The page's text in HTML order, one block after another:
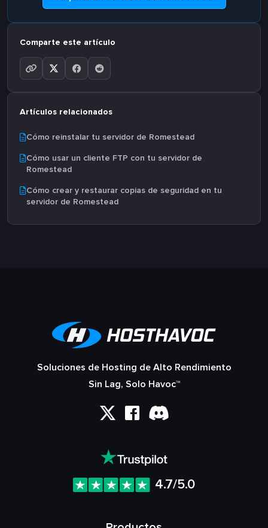
Comparte este artículo
Artículos relacionados
Cómo reinstalar tu servidor de Romestead
Cómo usar un cliente FTP con tu servidor de
Romestead
Cómo crear y restaurar copias de seguridad en tu
servidor de Romestead
Soluciones de Hosting de Alto Rendimiento
Sin Lag, Solo Havoc™
4.7/5.0